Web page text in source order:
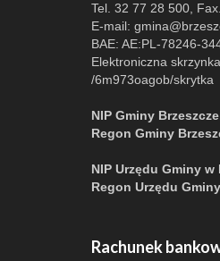
Tel. 32 77 28 500,
E-mail:
BAE: AE:PL-78246-
Elektroniczna
/6m973oagob/skrytka
NIP Gminy Brzeszcze
Regon Gminy
NIP Urzędu Gminy w
Regon Urzędu
Rachunek